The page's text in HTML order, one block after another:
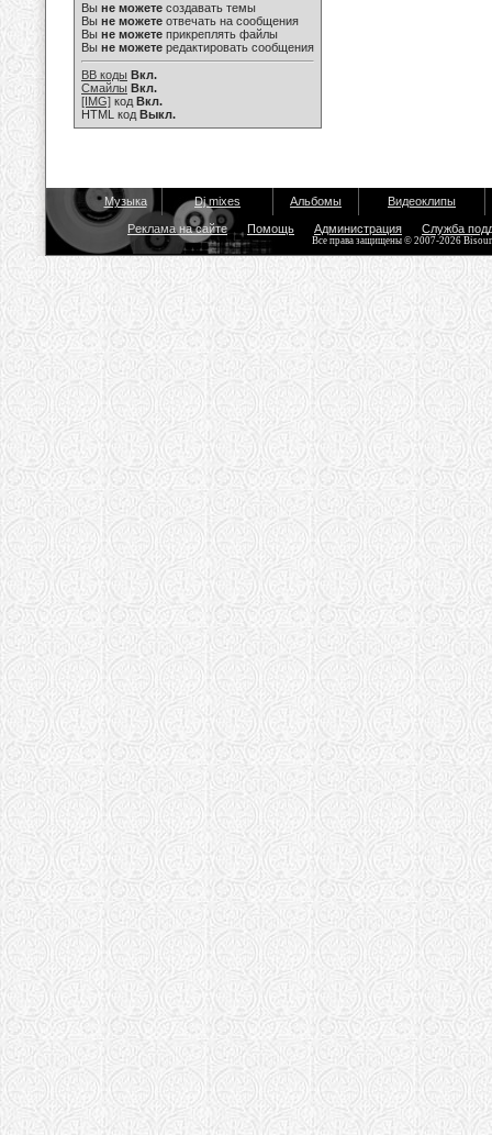
Вы не можете создавать темы
Вы не можете отвечать на сообщения
Вы не можете прикреплять файлы
Вы не можете редактировать сообщения
BB коды Вкл.
Смайлы Вкл.
[IMG] код Вкл.
HTML код Выкл.
Музыка Dj mixes Альбомы Видеоклипы
Реклама на сайте Помощь Администрация Служба
Все права защищены © 2007-2026